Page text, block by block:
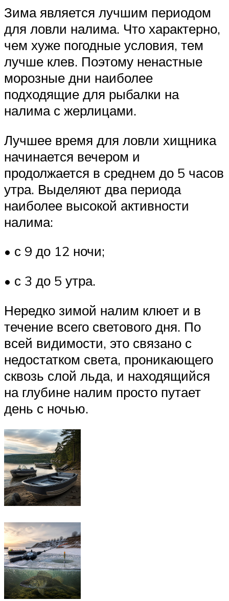
Зима является лучшим периодом
для ловли налима. Что характерно,
чем хуже погодные условия, тем
лучше клев. Поэтому ненастные
морозные дни наиболее
подходящие для рыбалки на
налима с жерлицами.
Лучшее время для ловли хищника
начинается вечером и
продолжается в среднем до 5 часов
утра. Выделяют два периода
наиболее высокой активности
налима:
• с 9 до 12 ночи;
• с 3 до 5 утра.
Нередко зимой налим клюет и в
течение всего светового дня. По
всей видимости, это связано с
недостатком света, проникающего
сквозь слой льда, и находящийся
на глубине налим просто путает
день с ночью.